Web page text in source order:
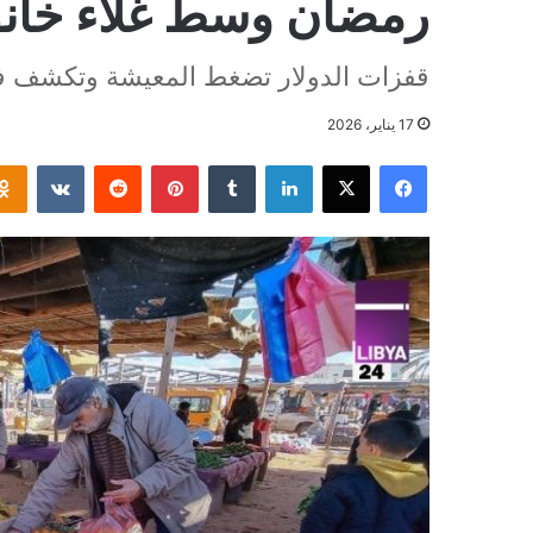
رمضان وسط غلاء
قفزات الدولار تضغط المعيشة وتكشف
17 يناير، 2026
فيسبوك ‫X لينكدإن بينتيريست